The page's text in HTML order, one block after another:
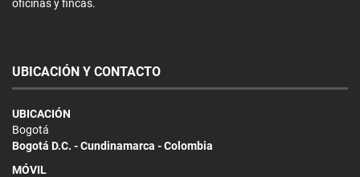
oficinas y fincas.
UBICACIÓN Y CONTACTO
UBICACIÓN
Bogotá
Bogotá D.C. - Cundinamarca - Colombia
MÓVIL